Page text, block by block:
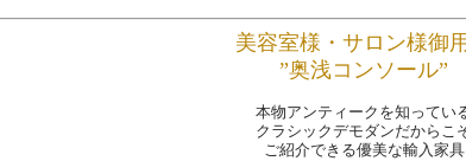
美容室様・サロン様御
”奥浅コンソール”
本物アンティークを知ってい
クラシックデモダンだからこ
ご紹介できる優美な輸入家具